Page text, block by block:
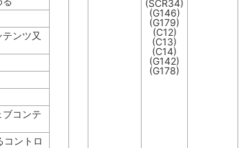
(SCR34)
(G146)
(G179)
(C12)
(C13)
(C14)
(G142)
(G178)
ンツ又
コンテ
コントロ